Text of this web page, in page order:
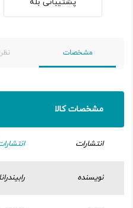
مشخصات
مشخصات کالا
انتشارات
نویسنده